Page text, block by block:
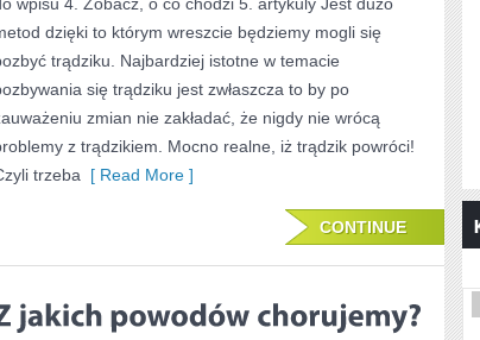
SPOSÓB
DBAĆ
ZDROWIE
SWOJEGO
DZIECKA?
dzięki to którym wreszcie będziemy mogli się
trądziku. Najbardziej istotne w temacie
się trądziku jest zwłaszcza to by po
zmian nie zakładać, że nigdy nie wrócą
z trądzikiem. Mocno realne, iż trądzik powróci!
trzeba [ Read More ]
CONTINUE